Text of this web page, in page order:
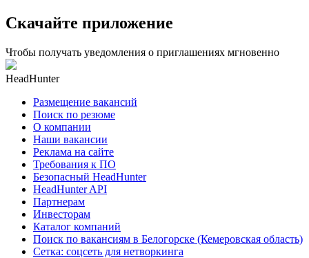
Скачайте приложение
Чтобы получать уведомления о приглашениях мгновенно
HeadHunter
Размещение вакансий
Поиск по резюме
О компании
Наши вакансии
Реклама на сайте
Требования к ПО
Безопасный HeadHunter
HeadHunter API
Партнерам
Инвесторам
Каталог компаний
Поиск по вакансиям в Белогорске (Кемеровская область)
Сетка: соцсеть для нетворкинга